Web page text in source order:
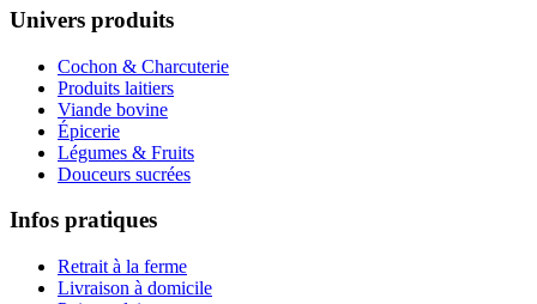
Univers produits
Cochon & Charcuterie
Produits laitiers
Viande bovine
Épicerie
Légumes & Fruits
Douceurs sucrées
Infos pratiques
Retrait à la ferme
Livraison à domicile